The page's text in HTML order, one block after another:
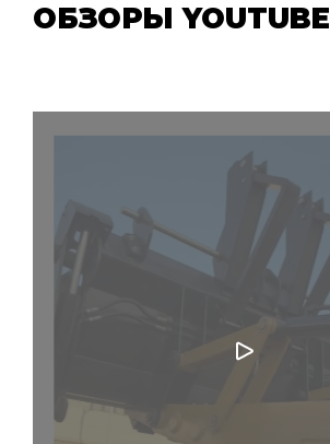
ОБЗОРЫ YOUTUBE